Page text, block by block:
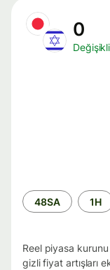
0
Zaman
aralığı
48SA 1H
Reel piyasa
gizli fiyat artışları